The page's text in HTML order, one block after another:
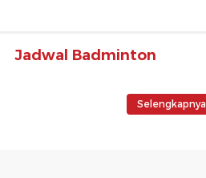
Jadwal Badminton
Selengkapnya